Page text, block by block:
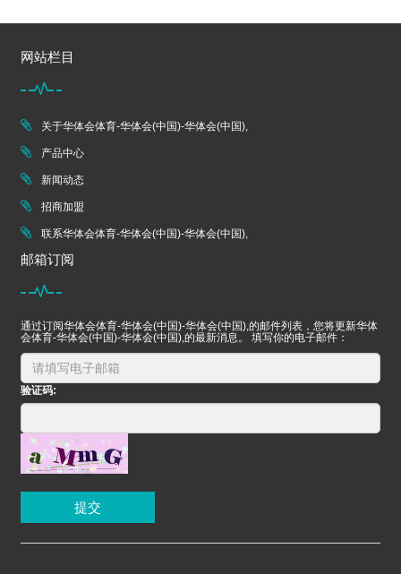
网站栏目
关于华体会体育-华体会(中国)-华体会(中国),
产品中心
新闻动态
招商加盟
联系华体会体育-华体会(中国)-华体会(中国),
邮箱订阅
通过订阅华体会体育-华体会(中国)-华体会(中国),的邮件列表，您将更新华体
会体育-华体会(中国)-华体会(中国),的最新消息。 填写你的电子邮件：
验证码:
提交